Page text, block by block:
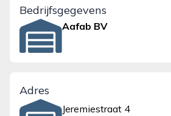
Bedrijfsgegevens
Aafab BV
Adres
Jeremiestraat 4